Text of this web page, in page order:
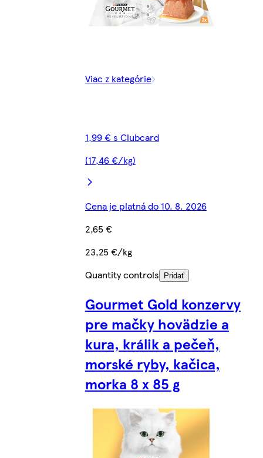
Viac z kategórie
1,99 € s Clubcard
(17,46 €/kg)
Cena je platná do 10. 8. 2026
2,65 €
23,25 €/kg
Quantity controls
Pridať
Gourmet Gold konzervy
pre mačky hovädzie a
kura, králik a pečeň,
morské ryby, kačica,
morka 8 x 85 g